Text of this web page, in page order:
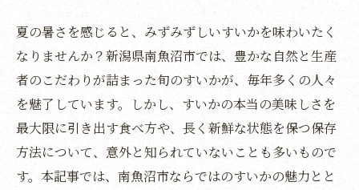
夏の暑さを感じると、みずみずしいすいかを味わいたく
なりませんか？新潟県南魚沼市では、豊かな自然と生産
者のこだわりが詰まった旬のすいかが、毎年多くの人々
を魅了しています。しかし、すいかの本当の美味しさを
最大限に引き出す食べ方や、長く新鮮な状態を保つ保存
方法について、意外と知られていないことも多いもので
す。本記事では、南魚沼市ならではのすいかの魅力とと